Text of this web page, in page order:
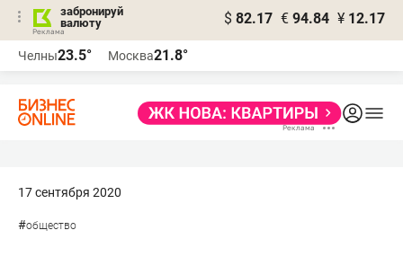
забронируй
валюту
$ 82.17 € 94.84 ¥ 12.17
Челны23.5° Москва21.8°
17 сентября 2020
#общество